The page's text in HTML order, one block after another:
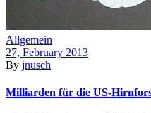
Allgemein
27, February 2013
By jnusch
Milliarden für die US-